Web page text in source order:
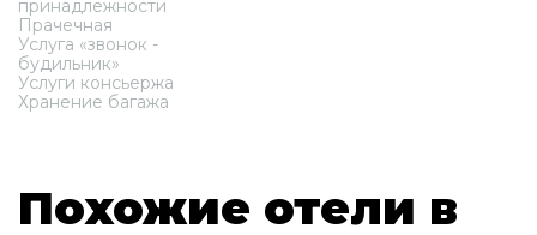
принадлежности
Прачечная
Услуга «звонок -
будильник»
Услуги консьержа
Хранение багажа
Похожие отели в